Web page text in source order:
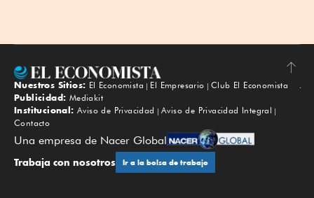
Subir
Nuestros Sitios: El Economista El Empresario
Club El Economista
Publicidad: Mediakit
Institucional: Aviso de Privacidad
Aviso de Privacidad Integral
Contacto
Una empresa de Nacer Global
Trabaja con nosotros Ir a la bolsa de trabajo